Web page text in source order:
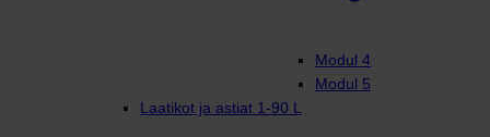
Modul 4
Modul 5
Laatikot ja astiat 1-90 L